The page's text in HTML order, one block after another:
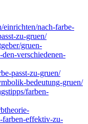
nach-farbe-
zu-gruen/
gruen-
verschiedenen-
passt-zu-gruen/
bedeutung-gruen/
farben-
farben-effektiv-zu-